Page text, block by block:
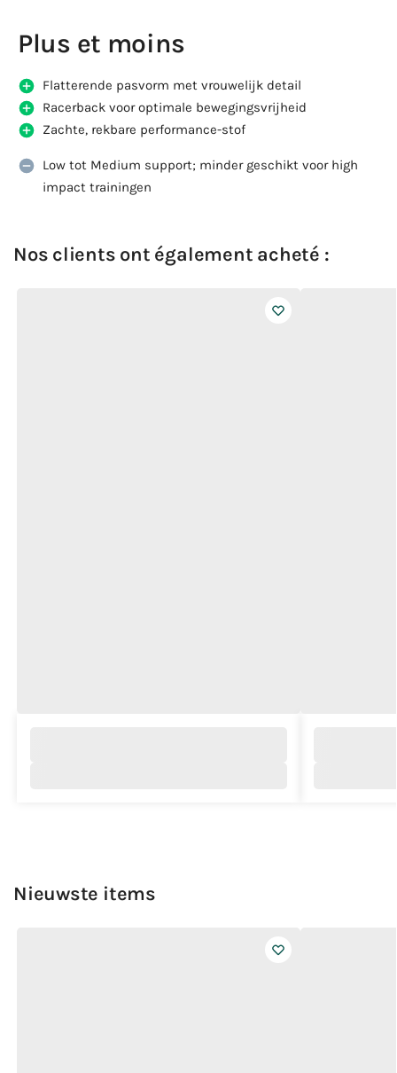
Plus et moins
Flatterende pasvorm met vrouwelijk detail
Racerback voor optimale bewegingsvrijheid
Zachte, rekbare performance-stof
Low tot Medium support; minder geschikt voor high
impact trainingen
Nos clients ont également acheté :
Nieuwste items